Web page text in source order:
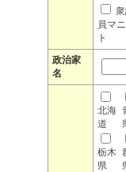
員マ
ト
政治家
名
北海
道
栃木
県